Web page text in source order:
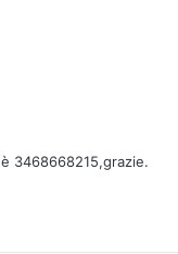
3468668215,grazie.